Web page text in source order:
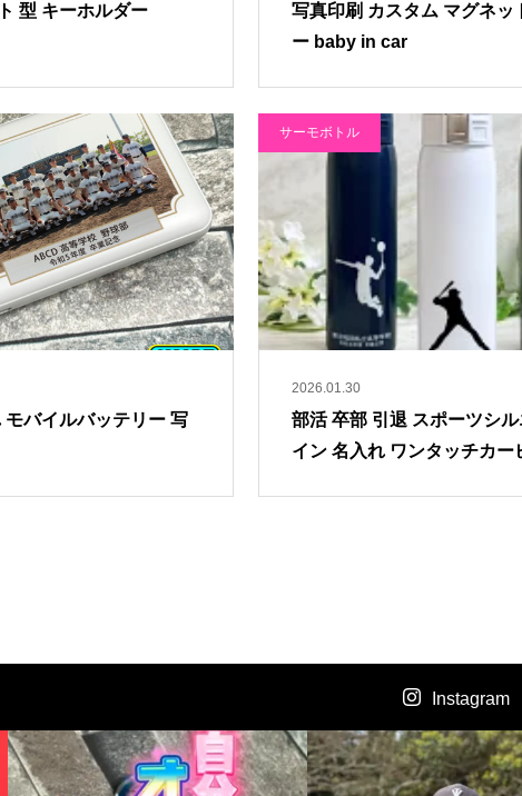
型 キーホルダー
写真印刷 カスタム マグネッ
ー baby in car
バイルバッテリー 写
2026.01.30
部活 卒部 引退 スポーツシ
イン 名入れ ワンタッチカー
サーモボトル
Instagram